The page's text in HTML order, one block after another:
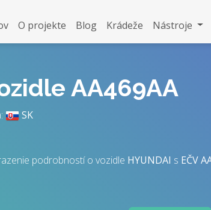
O projekte Blog Krádeže Nástroje
AA469AA
SK
podrobností o vozidle HYUNDAI s EČV